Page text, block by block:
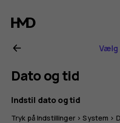
til
Nokia
XR20
Vælg
Dato og tid
Indstil dato og tid
Tryk påIndstillinger>System >